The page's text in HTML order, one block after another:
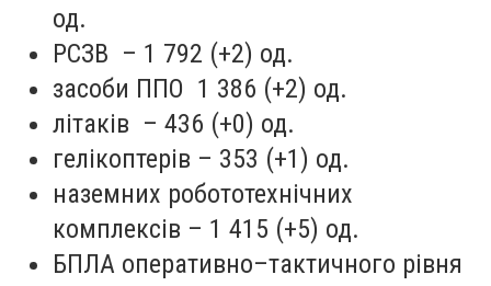
од.
РСЗВ – 1 792 (+2) од.
засоби ППО 1 386 (+2) од.
літаків – 436 (+0) од.
гелікоптерів – 353 (+1) од.
наземних робототехнічних
комплексів – 1 415 (+5) од.
БПЛА оперативно–тактичного рівня